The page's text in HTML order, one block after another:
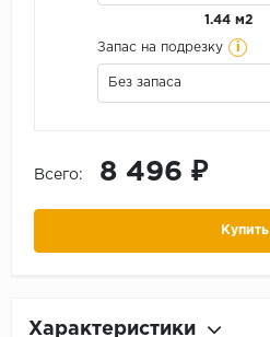
1.44 м2
Запас на подрезку i
Без запаса
Всего: 8 496 ₽
Купить
Характеристики